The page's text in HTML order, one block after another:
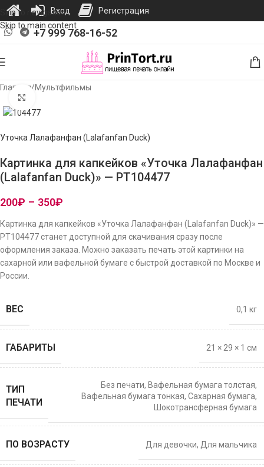
Skip to navigation
Skip to main content
+7 999 768-16-52
Главная/Мультфильмы
Уточка Лалафанфан (Lalafanfan Duck)
Картинка для капкейков «Уточка Лалафанфан
(Lalafanfan Duck)» — PT104477
200₽ – 350₽
Картинка для капкейков «Уточка Лалафанфан (Lalafanfan Duck)» —
PT104477 станет доступной для скачивания сразу после
оформления заказа. Можно заказать печать этой картинки на
сахарной или вафельной бумаге с быстрой доставкой по Москве и
России.
ВЕС 0,1 кг
ГАБАРИТЫ 21 × 29 × 1 см
ТИП
ПЕЧАТИ
Без печати, Вафельная бумага толстая,
Вафельная бумага тонкая, Сахарная бумага,
Шокотрансферная бумага
ПО ВОЗРАСТУ Для девочки, Для мальчика
Вход Регистрация